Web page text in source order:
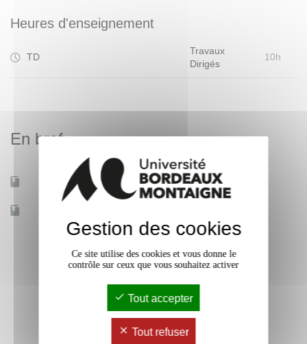
Heures d'enseignement
TD
Travaux
Dirigés
10h
En bref
Mobilité d'études Non
Gestion des cookies
Ce site utilise des cookies et vous donne le
contrôle sur ceux que vous souhaitez activer
Tout accepter
Tout refuser